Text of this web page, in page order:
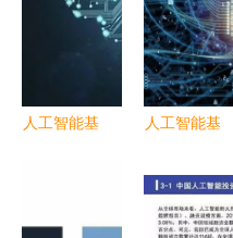
人工智能基
人工智能基
对人类的多
维冲击与应